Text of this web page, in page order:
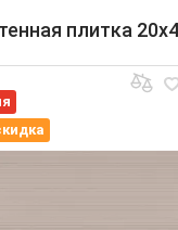
плитка